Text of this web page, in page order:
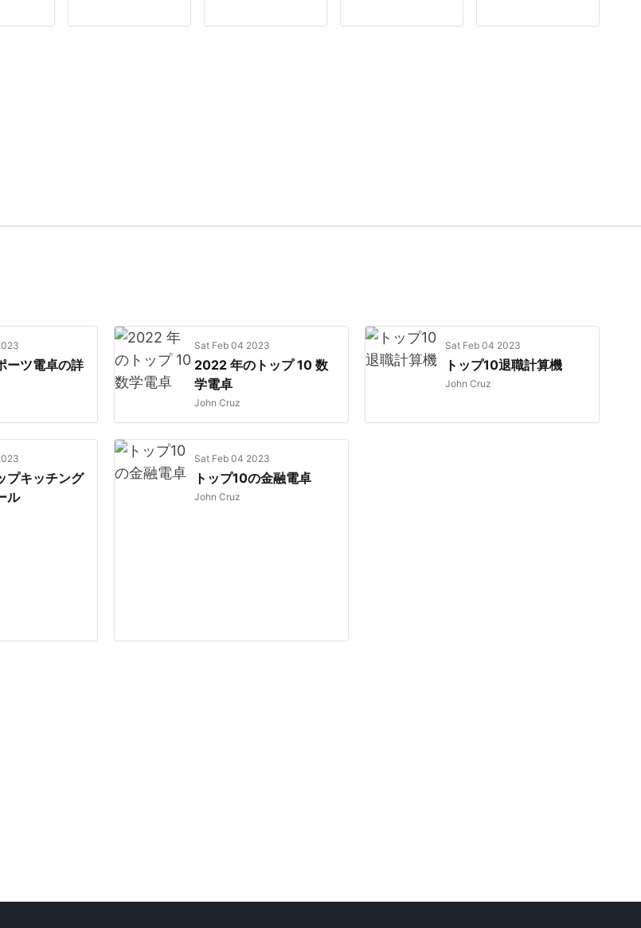
ーツ電卓の詳
Sat Feb 04 2023
2022 年のトップ 10 数
学電卓
John Cruz
Sat Feb 04 2023
トップ10退職計算機
John Cruz
プキッチング
ル
Sat Feb 04 2023
トップ10の金融電卓
John Cruz